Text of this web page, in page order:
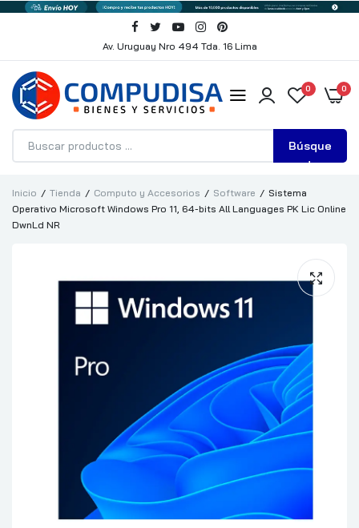
Av. Uruguay Nro 494 Tda. 16 Lima
Búsque
da
0 0
Inicio Tienda Computo y Accesorios Software
Sistema
Operativo Microsoft Windows Pro 11, 64-bits All Languages PK Lic Online
DwnLd NR